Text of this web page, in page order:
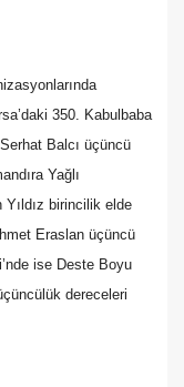
350. Kabulbaba
Balcı üçüncü
Yağlı
birincilik elde
Eraslan üçüncü
ise Deste Boyu
dereceleri